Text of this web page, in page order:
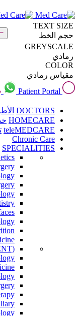
TEXT SIZE
حجم الخط
GREYSCALE
رمادي
COLOR
مقياس رمادي
Patient Portal
DOCTORS
HOMECARE
teleMEDCARE
Chronic Care
SPECIALITIES